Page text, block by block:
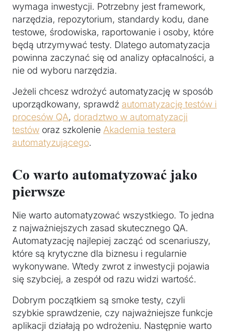
wymaga inwestycji. Potrzebny jest framework,
narzędzia, repozytorium, standardy kodu, dane
testowe, środowiska, raportowanie i osoby, które
będą utrzymywać testy. Dlatego automatyzacja
powinna zaczynać się od analizy opłacalności, a
nie od wyboru narzędzia.
Jeżeli chcesz wdrożyć automatyzację w sposób
uporządkowany, sprawdź automatyzację testów i
procesów QA, doradztwo w automatyzacji
testów oraz szkolenie Akademia testera
automatyzującego.
Co warto automatyzować jako
pierwsze
Nie warto automatyzować wszystkiego. To jedna
z najważniejszych zasad skutecznego QA.
Automatyzację najlepiej zacząć od scenariuszy,
które są krytyczne dla biznesu i regularnie
wykonywane. Wtedy zwrot z inwestycji pojawia
się szybciej, a zespół od razu widzi wartość.
Dobrym początkiem są smoke testy, czyli
szybkie sprawdzenie, czy najważniejsze funkcje
aplikacji działają po wdrożeniu. Następnie warto